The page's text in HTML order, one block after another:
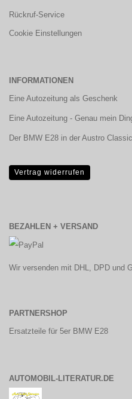
Rückruf-Service
Cookie Einstellungen
INFORMATIONEN
Eine Autozeitung als Geschenk
Eine Autozeitung - Genau mein
Der BMW E28 in der Austro Classic
Vertrag widerrufen
BEZAHLEN + VERSAND
Wir versenden mit DHL, DPD und
PARTNERSHOP
Ersatzteile für 5er BMW E28
AUTOMOBIL-LITERATUR.DE